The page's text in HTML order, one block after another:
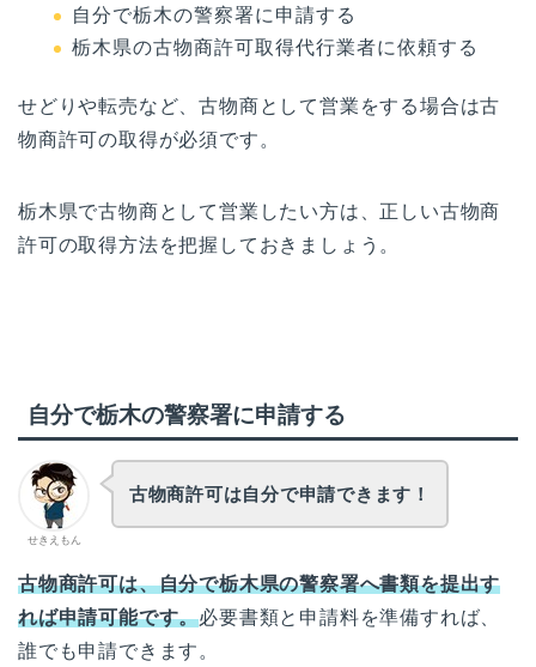
自分で栃木の警察署に申請する
栃木県の古物商許可取得代行業者に依頼する
せどりや転売など、古物商として営業をする場合は古
物商許可の取得が必須です。
栃木県で古物商として営業したい方は、正しい古物商
許可の取得方法を把握しておきましょう。
自分で栃木の警察署に申請する
せきえもん
古物商許可は自分で申請できます！
古物商許可は、自分で栃木県の警察署へ書類を提出す
れば申請可能です。必要書類と申請料を準備すれば、
誰でも申請できます。